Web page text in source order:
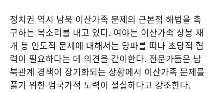
정치권 역시 남북 이산가족 문제의 근본적 해법을 촉
구하는 목소리를 내고 있다. 여야는 이산가족 상봉 재
개 등 인도적 문제에 대해서는 당파를 떠나 초당적 협
력이 필요하다는 데 의견을 같이한다. 전문가들은 남
북관계 경색이 장기화되는 상황에서 이산가족 문제를
풀기 위한 범국가적 노력이 절실하다고 강조한다.